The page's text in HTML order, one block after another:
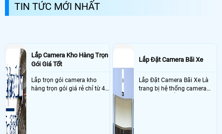
TIN TỨC MỚI NHẤT
Lắp Camera Kho Hàng Trọn
Gói Giá Tốt
Lắp trọn gói camera kho
hàng trọn gói giá rẻ chỉ từ 4
Lắp Đặt Camera Bãi Xe
Lắp Đặt Camera Bãi Xe Là
trang bị hệ thống camera